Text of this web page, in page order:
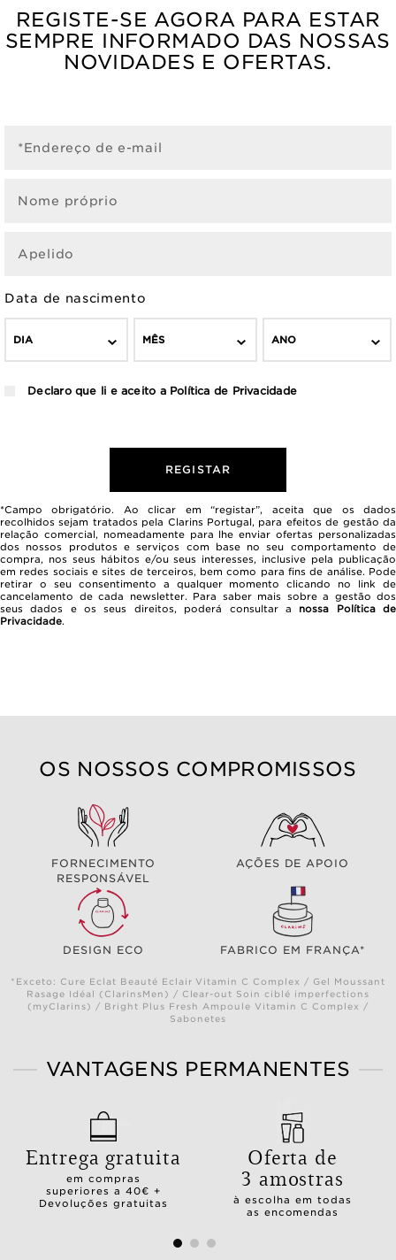
REGISTE-SE AGORA PARA ESTAR
SEMPRE INFORMADO DAS NOSSAS
NOVIDADES E OFERTAS.
*Endereço de e-mail
Nome próprio
Apelido
Data de nascimento
DIA MÊS ANO
Declaro que li e aceito a Política de Privacidade
REGISTAR
*Campo obrigatório. Ao clicar em “registar”, aceita que os dados
recolhidos sejam tratados pela Clarins Portugal, para efeitos de gestão da
relação comercial, nomeadamente para lhe enviar ofertas personalizadas
dos nossos produtos e serviços com base no seu comportamento de
compra, nos seus hábitos e/ou seus interesses, inclusive pela publicação
em redes sociais e sites de terceiros, bem como para fins de análise. Pode
retirar o seu consentimento a qualquer momento clicando no link de
cancelamento de cada newsletter. Para saber mais sobre a gestão dos
seus dados e os seus direitos, poderá consultar a nossa Política de
Privacidade.
OS NOSSOS COMPROMISSOS
FORNECIMENTO
RESPONSÁVEL
AÇÕES DE APOIO
DESIGN ECO FABRICO EM FRANÇA*
*Exceto: Cure Eclat Beauté Eclair Vitamin C Complex / Gel Moussant
Rasage Idéal (ClarinsMen) / Clear-out Soin ciblé imperfections
(myClarins) / Bright Plus Fresh Ampoule Vitamin C Complex /
Sabonetes
VANTAGENS PERMANENTES
Entrega gratuita
em compras
superiores a 40€ +
Devoluções gratuitas
Oferta de
3 amostras
à escolha em todas
as encomendas